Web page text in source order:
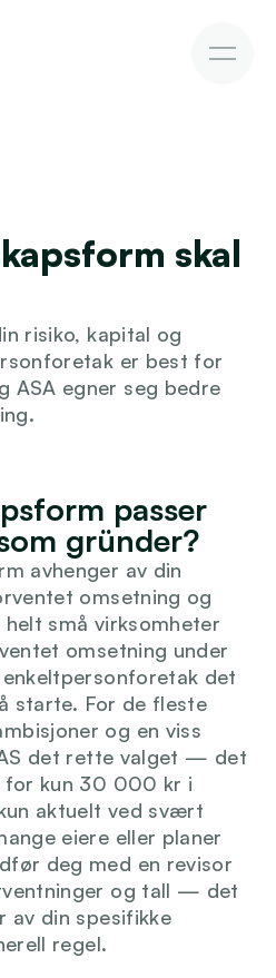
inn
skal
risiko, kapital og
er best for
ASA egner seg bedre
passer
gründer?
avhenger av din
omsetning og
små virksomheter
omsetning under
det
starte. For de fleste
og en viss
det rette valget — det
for kun 30 000 kr i
aktuelt ved svært
eiere eller planer
deg med en revisor
og tall — det
av din spesifikke
regel.